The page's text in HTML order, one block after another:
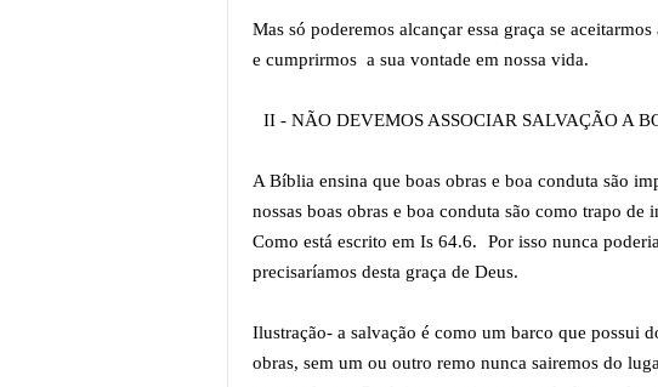
Mas só poderemos alcançar essa graça se
e cumprirmos a sua vontade em nossa vida.
II - NÃO DEVEMOS ASSOCIAR SALVAÇÃO A
A Bíblia ensina que boas obras e boa conduta são
nossas boas obras e boa conduta são como trapo de
Como está escrito em Is 64.6. Por isso nunca
precisaríamos desta graça de Deus.
Ilustração- a salvação é como um barco que possui
obras, sem um ou outro remo nunca sairemos do